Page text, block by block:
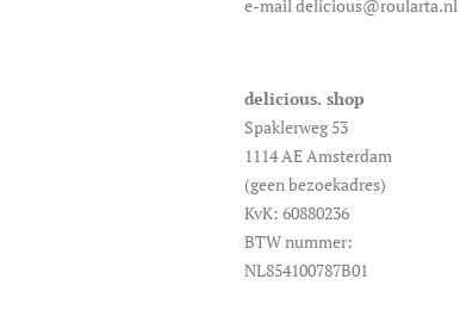
e-mail delicious@roularta.nl
delicious. shop
Spaklerweg 53
1114 AE Amsterdam
(geen bezoekadres)
KvK: 60880236
BTW nummer:
NL854100787B01